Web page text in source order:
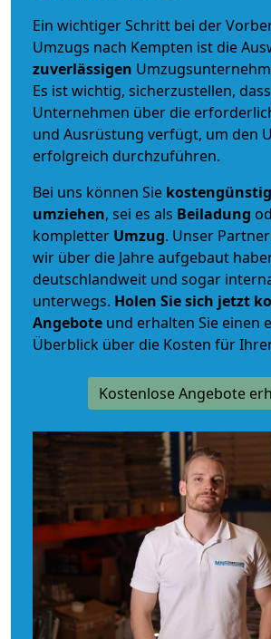
Ein wichtiger Schritt bei der
Umzugs nach Kempten ist die
zuverlässigen
Es ist wichtig, sicherzustellen,
Unternehmen über die
und Ausrüstung verfügt, um den
erfolgreich durchzuführen.
Bei uns können Sie kostengünstig
umziehen, sei es als Beiladung
kompletter Umzug. Unser
wir über die Jahre aufgebaut
deutschlandweit und sogar
unterwegs. Holen Sie sich jetzt
Angebote und erhalten Sie einen
Überblick über die Kosten für
Kostenlose Angebote